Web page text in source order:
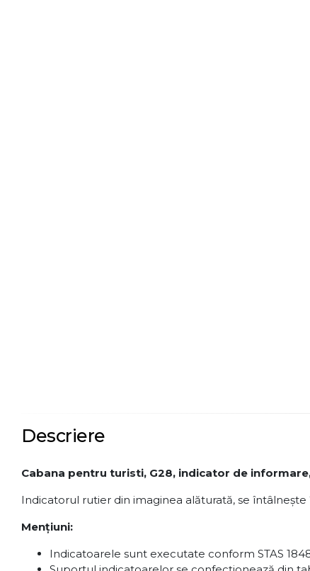
Descriere
Cabana pentru turisti, G28, indicator de
Indicatorul rutier din imaginea alăturată, se
Menţiuni:
Indicatoarele sunt executate conform STAS